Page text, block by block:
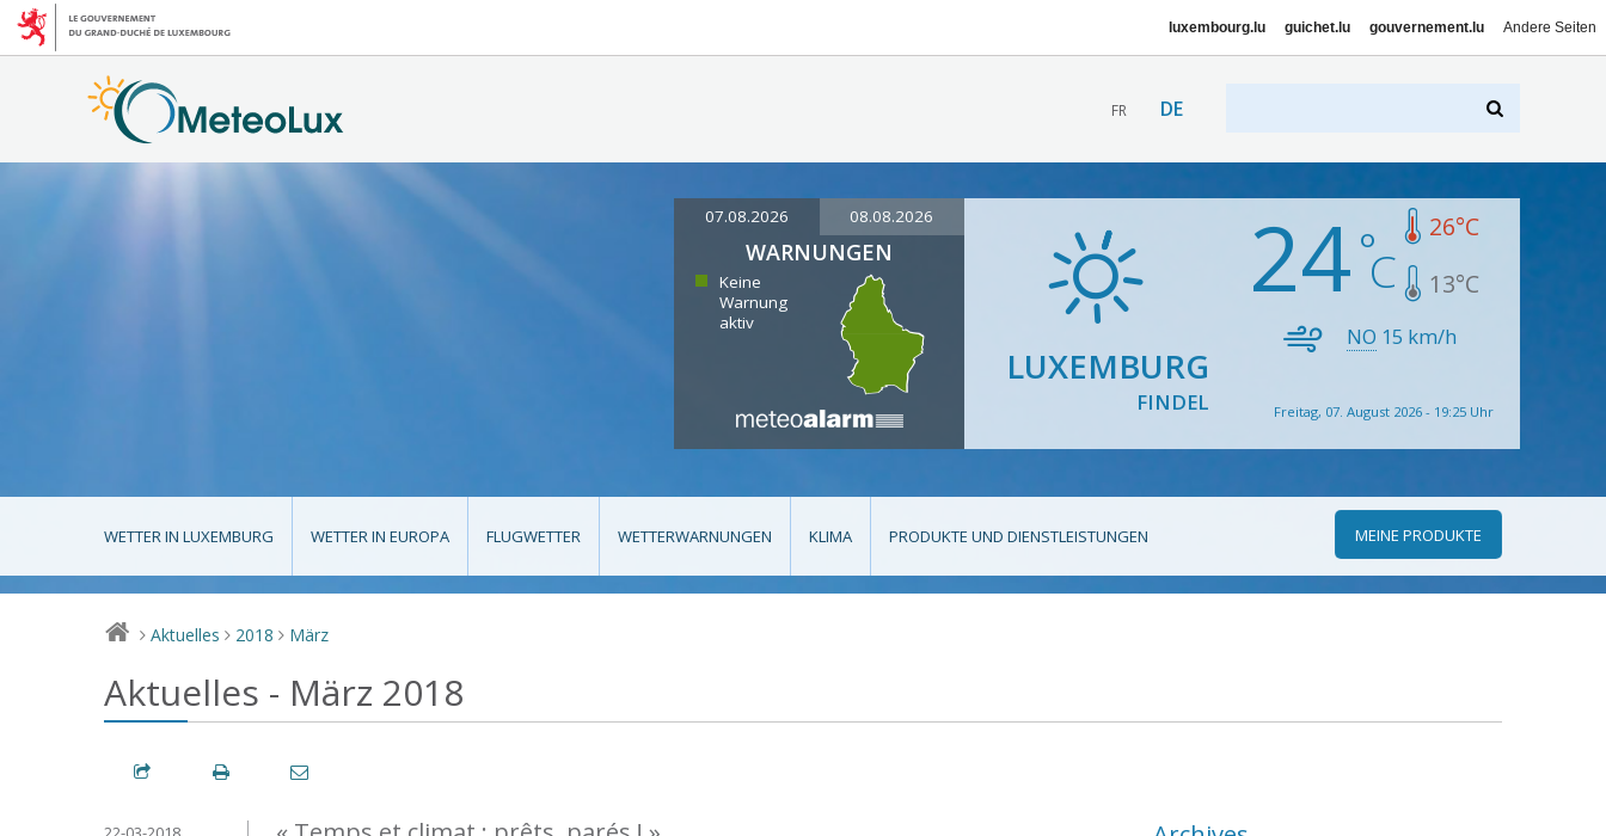
luxembourg.lu guichet.lu gouvernement.lu Andere Seiten
FR DE
07.08.2026 08.08.2026
WARNUNGEN
Keine
Warnung
aktiv
LUXEMBURG
FINDEL
24 26°C
13°C
NO 15 km/h
Freitag, 07. August 2026 - 19:25 Uhr
WETTER IN LUXEMBURG WETTER IN EUROPA FLUGWETTER WETTERWARNUNGEN KLIMA PRODUKTE UND DIENSTLEISTUNGEN MEINE PRODUKTE
> Aktuelles > 2018 > März
Aktuelles - März 2018